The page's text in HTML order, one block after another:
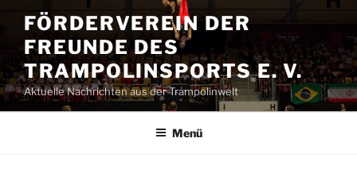
Inhalt
springen
FÖRDERVEREIN DER
FREUNDE DES
TRAMPOLINSPORTS E. V.
Aktuelle Nachrichten aus der Trampolinwelt
Menü